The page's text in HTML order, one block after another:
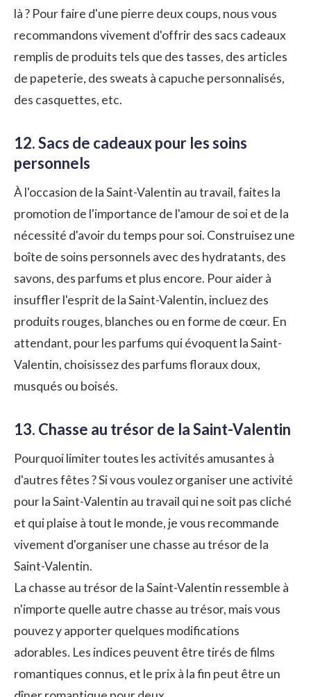
là ? Pour faire d'une pierre deux coups, nous vous
recommandons vivement d'offrir des sacs cadeaux
remplis de produits tels que des tasses, des articles
de papeterie, des sweats à capuche personnalisés,
des casquettes, etc.
12. Sacs de cadeaux pour les soins
personnels
À l'occasion de la Saint-Valentin au travail, faites la
promotion de l'importance de l'amour de soi et de la
nécessité d'avoir du temps pour soi. Construisez une
boîte de soins personnels avec des hydratants, des
savons, des parfums et plus encore. Pour aider à
insuffler l'esprit de la Saint-Valentin, incluez des
produits rouges, blanches ou en forme de cœur. En
attendant, pour les parfums qui évoquent la Saint-
Valentin, choisissez des parfums floraux doux,
musqués ou boisés.
13. Chasse au trésor de la Saint-Valentin
Pourquoi limiter toutes les activités amusantes à
d'autres fêtes ? Si vous voulez organiser une activité
pour la Saint-Valentin au travail qui ne soit pas cliché
et qui plaise à tout le monde, je vous recommande
vivement d'organiser une chasse au trésor de la
Saint-Valentin.
La chasse au trésor de la Saint-Valentin ressemble à
n'importe quelle autre chasse au trésor, mais vous
pouvez y apporter quelques modifications
adorables. Les indices peuvent être tirés de films
romantiques connus, et le prix à la fin peut être un